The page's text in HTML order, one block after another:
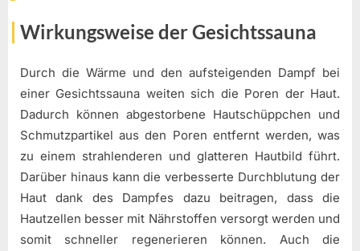
Wirkungsweise der Gesichtssauna
Durch die Wärme und den aufsteigenden Dampf bei
einer Gesichtssauna weiten sich die Poren der Haut.
Dadurch können abgestorbene Hautschüppchen und
Schmutzpartikel aus den Poren entfernt werden, was
zu einem strahlenderen und glatteren Hautbild führt.
Darüber hinaus kann die verbesserte Durchblutung der
Haut dank des Dampfes dazu beitragen, dass die
Hautzellen besser mit Nährstoffen versorgt werden und
somit schneller regenerieren können. Auch die